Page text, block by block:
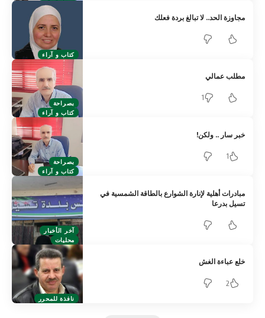
كتاب و آراء
مجاوزة الحد.. لا تبالغ بردة فعلك
بصراحة
كتاب و آراء
مطلب عمالي
1
بصراحة
كتاب و آراء
خبر سار .. ولكن!
1
آخر الأخبار
محليات
مبادرات أهلية لإنارة الشوارع بالطاقة الشمسية في
تسيل بدرعا
نافذة للمحرر
خلع عباءة الغش
2